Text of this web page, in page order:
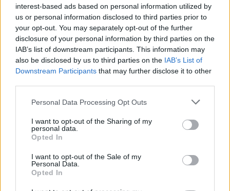
interest-based ads based on personal information utilized by
us or personal information disclosed to third parties prior to
your opt-out. You may separately opt-out of the further
disclosure of your personal information by third parties on the
IAB’s list of downstream participants. This information may
also be disclosed by us to third parties on the IAB’s List of
Downstream Participants that may further disclose it to other
Personal Data Processing Opt Outs
I want to opt-out of the Sharing of my
personal data.
Opted In
I want to opt-out of the Sale of my
Personal Data.
Opted In
Prenumerera
COMMENTS